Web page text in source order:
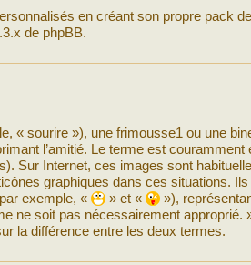
en créant son propre pack
de phpBB.
« sourire »), une frimousse1 ou une
l’amitié. Le terme est couramment
Sur Internet, ces images sont
graphiques dans ces situations.
exemple, «
» et «
»),
ne soit pas nécessairement approprié.
la différence entre les deux termes.